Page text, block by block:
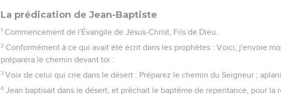
La prédication de Jean-Baptiste
1 Commencement de l'Évangile de Jésus-Christ, Fils de Dieu.
2 Conformément à ce qui avait été écrit dans les prophètes : Voici, j'envoie
préparera le chemin devant toi :
3 Voix de celui qui crie dans le désert : Préparez le chemin du Seigneur ;
4 Jean baptisait dans le désert, et prêchait le baptême de repentance, pour la